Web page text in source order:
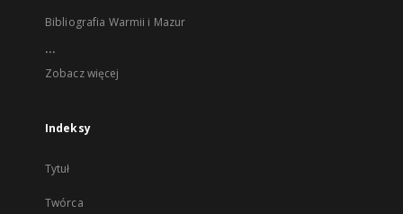
Bibliografia Warmii i Mazur
...
Zobacz więcej
Indeksy
Tytuł
Twórca